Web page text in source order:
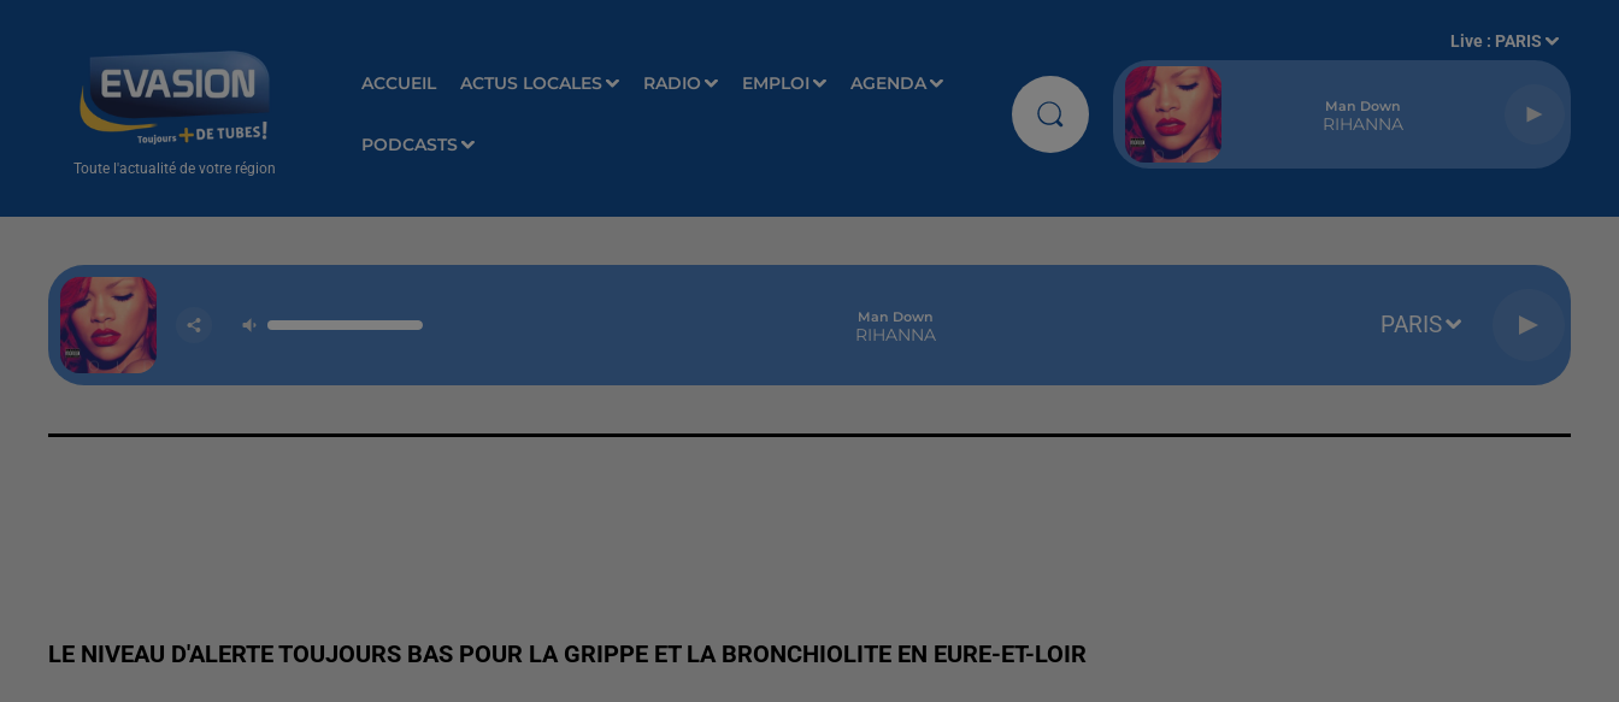
Toute l'actualité de votre région
ACCUEIL ACTUS LOCALES RADIO EMPLOI AGENDA
PODCASTS
Live : PARIS
Man Down
RIHANNA
Man Down
RIHANNA PARIS
LE NIVEAU D'ALERTE TOUJOURS BAS POUR LA GRIPPE ET LA BRONCHIOLITE EN EURE-ET-LOIR